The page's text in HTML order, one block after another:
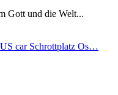
Gott und die Welt...
car Schrottplatz Os…